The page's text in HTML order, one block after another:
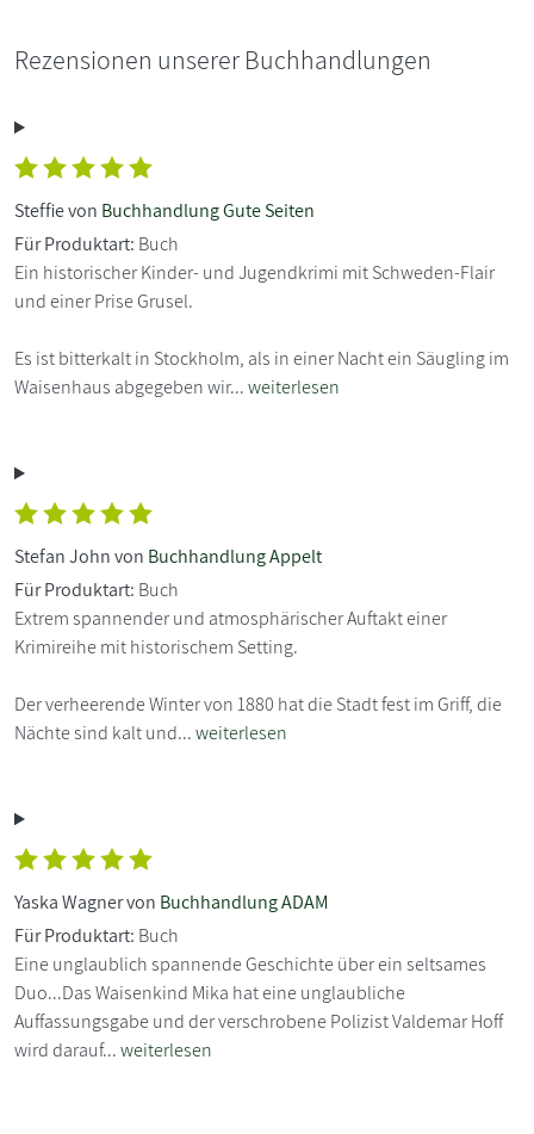
Rezensionen unserer Buchhandlungen
Steffie von Buchhandlung Gute Seiten
Für Produktart: Buch
Ein historischer Kinder- und Jugendkrimi mit Schweden-Flair
und einer Prise Grusel.
Es ist bitterkalt in Stockholm, als in einer Nacht ein Säugling im
Waisenhaus abgegeben wir...weiterlesen
Stefan John von Buchhandlung Appelt
Für Produktart: Buch
Extrem spannender und atmosphärischer Auftakt einer
Krimireihe mit historischem Setting.
Der verheerende Winter von 1880 hat die Stadt fest im Griff, die
Nächte sind kalt und...weiterlesen
Yaska Wagner von Buchhandlung ADAM
Für Produktart: Buch
Eine unglaublich spannende Geschichte über ein seltsames
Duo...Das Waisenkind Mika hat eine unglaubliche
Auffassungsgabe und der verschrobene Polizist Valdemar Hoff
wird darauf...weiterlesen